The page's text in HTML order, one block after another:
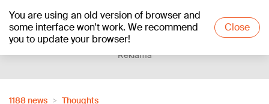
You are using an old version of browser and
some interface won't work. We recommend
you to update your browser!
Close
+20°C
Reklāma
1188 news
Thoughts